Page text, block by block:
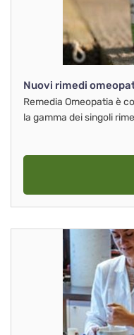
Nuovi rimedi
Remedia Omeopatia è
la gamma dei singoli